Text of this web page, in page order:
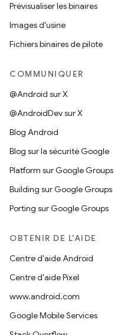
Prévisualiser les binaires
Images d'usine
Fichiers binaires de pilote
COMMUNIQUER
@Android sur X
@AndroidDev sur X
Blog Android
Blog sur la sécurité Google
Platform sur Google Groups
Building sur Google Groups
Porting sur Google Groups
OBTENIR DE L'AIDE
Centre d'aide Android
Centre d'aide Pixel
www.android.com
Google Mobile Services